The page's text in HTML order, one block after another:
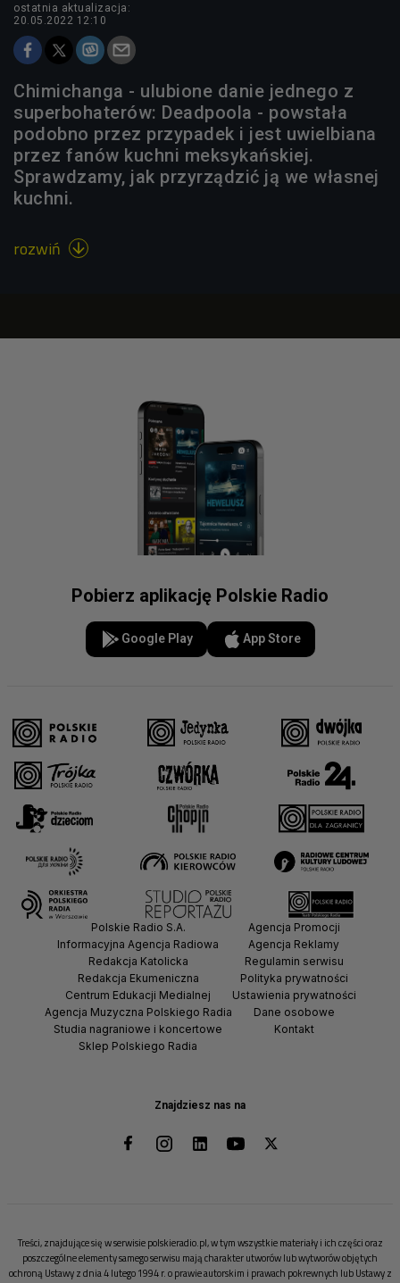
ostatnia aktualizacja:
20.05.2022 12:10
Chimichanga - ulubione danie jednego z
superbohaterów: Deadpoola - powstała
podobno przez przypadek i jest uwielbiana
przez fanów kuchni meksykańskiej.
Sprawdzamy, jak przyrządzić ją we własnej
kuchni.
rozwiń 
Pobierz aplikację Polskie Radio
Google Play App Store
Znajdziesz nas na
Polskie Radio S.A.
Informacyjna Agencja Radiowa
Redakcja Katolicka
Redakcja Ekumeniczna
Centrum Edukacji Medialnej
Agencja Muzyczna Polskiego Radia
Studia nagraniowe i koncertowe
Sklep Polskiego Radia
Agencja Promocji
Agencja Reklamy
Regulamin serwisu
Polityka prywatności
Ustawienia prywatności
Dane osobowe
Kontakt
Treści, znajdujące się w serwisie polskieradio.pl, w tym wszystkie materiały i ich części oraz
poszczególne elementy samego serwisu mają charakter utworów lub wytworów objętych
ochroną Ustawy z dnia 4 lutego 1994 r. o prawie autorskim i prawach pokrewnych lub Ustawy z